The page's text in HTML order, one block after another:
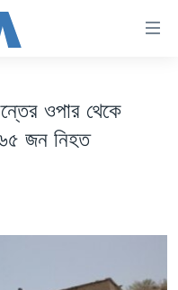
ওপার থেকে
জন নিহত